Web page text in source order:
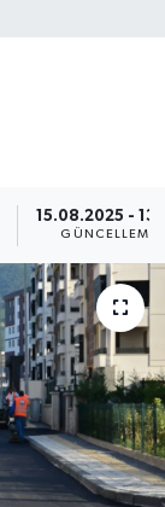
15.08.2025 -
GÜNCELLEME